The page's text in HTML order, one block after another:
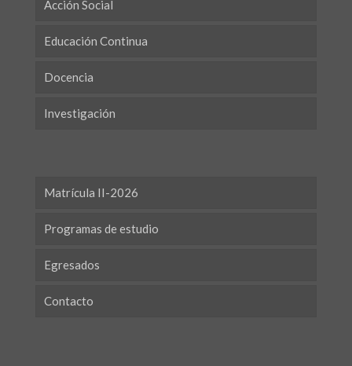
Acción Social
Educación Continua
Docencia
Investigación
Matrícula II-2026
Programas de estudio
Egresados
Contacto